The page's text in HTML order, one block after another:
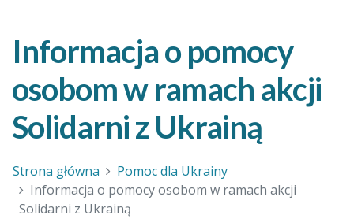
Informacja o pomocy
osobom w ramach akcji
Solidarni z Ukrainą
Strona główna
Pomoc dla Ukrainy
Informacja o pomocy osobom w ramach akcji
Solidarni z Ukrainą